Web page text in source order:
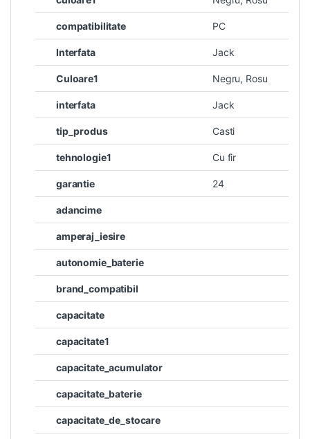
compatibilitate PC
Interfata Jack
Culoare1 Negru, Rosu
interfata Jack
tip_produs Casti
tehnologie1 Cu fir
garantie 24
adancime
amperaj_iesire
autonomie_baterie
brand_compatibil
capacitate
capacitate1
capacitate_acumulator
capacitate_baterie
capacitate_de_stocare